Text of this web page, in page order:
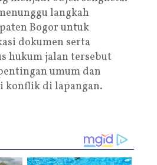
langkah
Bogor untuk
dokumen serta
hukum jalan tersebut
umum dan
konflik di lapangan.